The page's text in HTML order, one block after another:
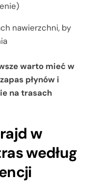
nawierzchni, by
warto mieć w
płynów i
na trasach
w
według